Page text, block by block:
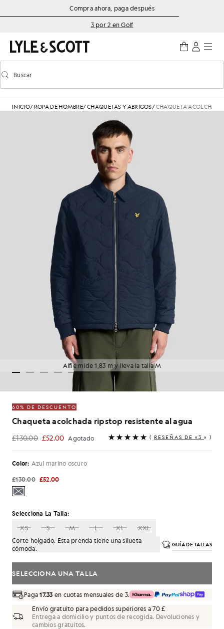
Saltar al contenido principal
Información de accesibilidadCompra ahora, paga después
3 por 2 en Golf
Activar/desactivar la búsqueda predictiva
Buscar
INICIO/ ROPA DE HOMBRE/CHAQUETAS Y ABRIGOS/CHAQUETA
Alfie mide 1,83 m y lleva la talla M
60% DE DESCUENTO
Chaqueta acolchada ripstop resistente al agua
£130.00 £52.00 Agotado
£52.00 ( RESEÑAS DE «3 » )
Color: Azul marino oscuro
£130.00 £52.00
Selecciona La Talla:
XS
S M L XL
XXL
Corte holgado. Esta prenda tiene una silueta
cómoda.
GUÍA DE TALLAS
SELECCIONA UNA TALLA
Paga17.33 en cuotas mensuales de 3.
Envío gratuito para pedidos superiores a 70 £
Entrega a domicilio y puntos de recogida. Devoluciones y
cambios gratuitos.